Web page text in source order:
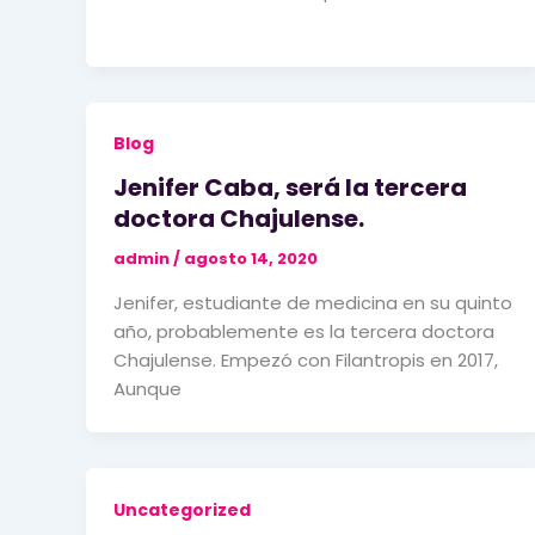
Blog
Jenifer Caba, será la tercera
doctora Chajulense.
admin/ agosto 14, 2020
Jenifer, estudiante de medicina en su quinto
año, probablemente es la tercera doctora
Chajulense. Empezó con Filantropis en 2017,
Aunque
Uncategorized